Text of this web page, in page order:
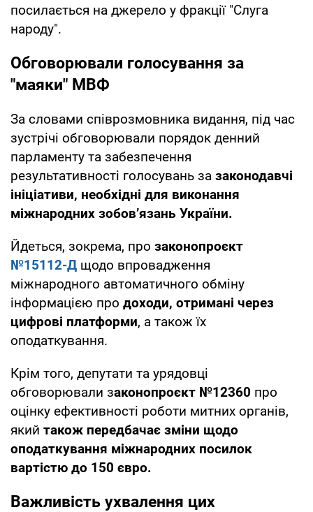
посилається на джерело у фракції "Слуга
народу".
Обговорювали голосування за
"маяки" МВФ
За словами співрозмовника видання, під час
зустрічі обговорювали порядок денний
парламенту та забезпечення
результативності голосувань за законодавчі
ініціативи, необхідні для виконання
міжнародних зобов’язань України.
Йдеться, зокрема, про законопроєкт
№15112-Д щодо впровадження
міжнародного автоматичного обміну
інформацією про доходи, отримані через
цифрові платформи, а також їх
оподаткування.
Крім того, депутати та урядовці
обговорювали законопроєкт №12360 про
оцінку ефективності роботи митних органів,
який також передбачає зміни щодо
оподаткування міжнародних посилок
вартістю до 150 євро.
Важливість ухвалення цих